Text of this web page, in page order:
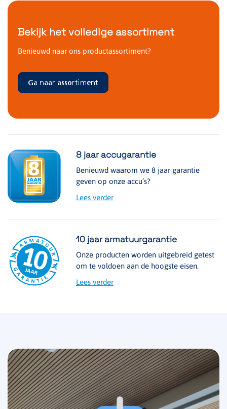
Bekijk het volledige assortiment
Benieuwd naar ons productassortiment?
Ga naar assortiment
8 jaar accugarantie
Benieuwd waarom we 8 jaar garantie
geven op onze accu’s?
Lees verder
10 jaar armatuurgarantie
Onze producten worden uitgebreid getest
om te voldoen aan de hoogste eisen.
Lees verder